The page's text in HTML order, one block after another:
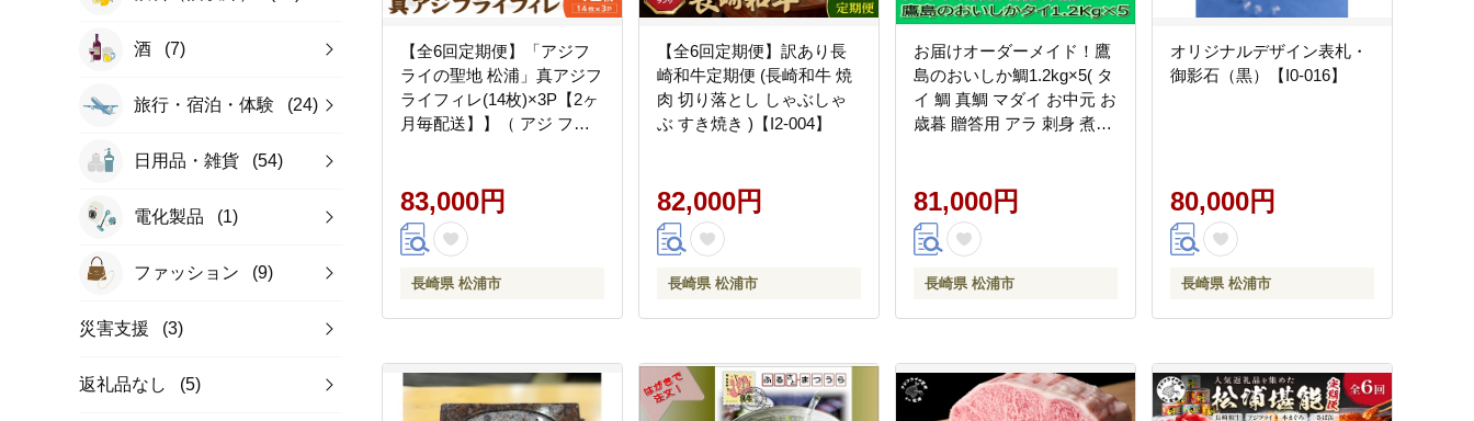
酒 (7)
旅行・宿泊・体験 (24)
日用品・雑貨 (54)
電化製品 (1)
ファッション (9)
災害支援 (3)
返礼品なし (5)
【全6回定期便】「アジフ
ライの聖地 松浦」真アジフ
ライフィレ(14枚)×3P【2ヶ
月毎配送】】（ アジ フラ
83,000円
長崎県 松浦市
【全6回定期便】訳あり長
崎和牛定期便 (長崎和牛 焼
肉 切り落とし しゃぶしゃ
ぶ すき焼き )【I2-004】
82,000円
長崎県 松浦市
お届けオーダーメイド！鷹
島のおいしか鯛1.2kg×5( タ
イ 鯛 真鯛 マダイ お中元 お
歳暮 贈答用 アラ 刺身 煮付
81,000円
長崎県 松浦市
オリジナルデザイン表札・
御影石（黒）【I0-016】
80,000円
長崎県 松浦市